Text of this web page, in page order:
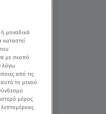
μοναδικά
με σκοπό
λόγω
από τις
αυτό το μενού
μέρος